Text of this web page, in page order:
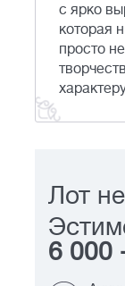
с ярко
которая
просто
Лот
6 000